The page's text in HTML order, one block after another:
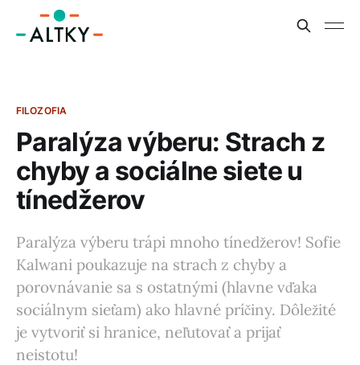
FILOZOFIA
Paralýza výberu: Strach z
chyby a sociálne siete u
tínedžerov
Paralýza výberu trápi mnoho tínedžerov! Sofie
Kalwani poukazuje na strach z chyby a
porovnávanie sa s ostatnými (hlavne vďaka
sociálnym sieťam) ako hlavné príčiny. Dôležité
je vytvoriť si hranice, neľutovať a prijať
neistotu!